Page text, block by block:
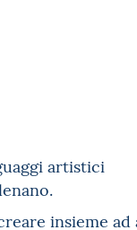
artistici
insieme